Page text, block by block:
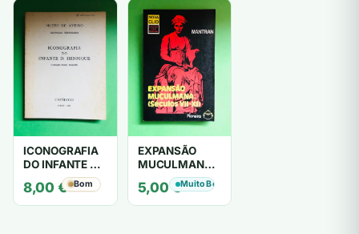
ICONOGRAFIA
DO INFANTE D.
HENRIQUE
8,00 € Bom
EXPANSÃO
MUCULMANA:
(Séculos VII-XI)
- MANTRAN
5,00€Muito Bom